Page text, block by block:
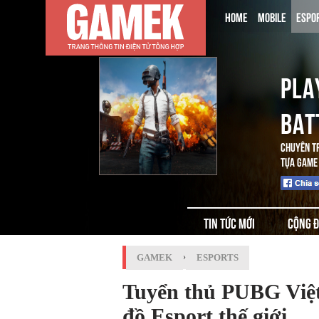
HOME MOBILE
CHUYÊN
TỰA
TIN TỨC MỚI CỘNG
GAMEK › ESPORTS
Tuyển thủ PUBG